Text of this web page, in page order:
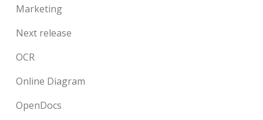
Marketing
Next release
OCR
Online Diagram
OpenDocs